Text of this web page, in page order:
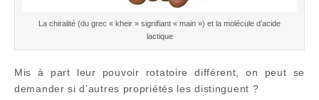
La chiralité (du grec « kheir » signifiant « main ») et la molécule d’acide
lactique
Mis à part leur pouvoir rotatoire différent, on peut se
demander si d’autres propriétés les distinguent ?